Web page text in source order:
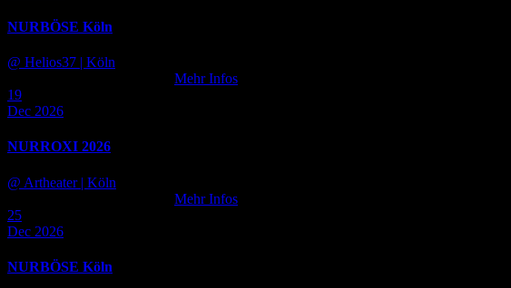
NURBÖSE Köln
@ Helios37 | Köln
Mehr Infos
19
Dec 2026
NURROXI 2026
@ Artheater | Köln
Mehr Infos
25
Dec 2026
NURBÖSE Köln